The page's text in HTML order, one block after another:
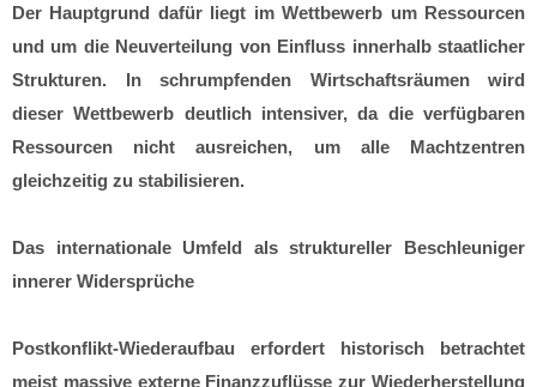
Der Hauptgrund dafür liegt im Wettbewerb um Ressourcen
und um die Neuverteilung von Einfluss innerhalb staatlicher
Strukturen. In schrumpfenden Wirtschaftsräumen wird
dieser Wettbewerb deutlich intensiver, da die verfügbaren
Ressourcen nicht ausreichen, um alle Machtzentren
gleichzeitig zu stabilisieren.
Das internationale Umfeld als struktureller Beschleuniger
innerer Widersprüche
Postkonflikt-Wiederaufbau erfordert historisch betrachtet
meist massive externe Finanzzuflüsse zur Wiederherstellung